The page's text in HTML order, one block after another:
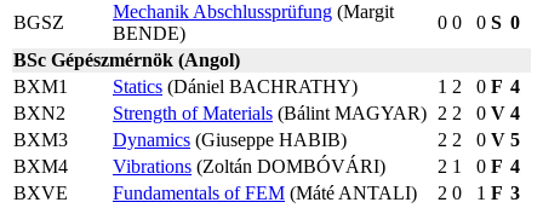
BGSZ
Mechanik Abschlussprüfung (Margit
BENDE)
0 0 0 S 0
BSc Gépészmérnök (Angol)
BXM1
Statics (Dániel BACHRATHY) 1 2 0 F 4
BXN2
Strength of Materials (Bálint MAGYAR) 2 2 0 V 4
BXM3
Dynamics (Giuseppe HABIB) 2 2 0 V 5
BXM4
Vibrations (Zoltán DOMBÓVÁRI) 2 1 0 F 4
BXVE
Fundamentals of FEM (Máté ANTALI) 2 0 1 F 3